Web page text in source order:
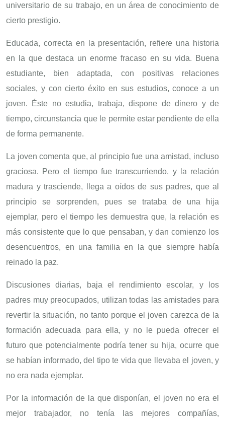
universitario de su trabajo, en un área de conocimiento de
cierto prestigio.
Educada, correcta en la presentación, refiere una historia
en la que destaca un enorme fracaso en su vida. Buena
estudiante, bien adaptada, con positivas relaciones
sociales, y con cierto éxito en sus estudios, conoce a un
joven. Éste no estudia, trabaja, dispone de dinero y de
tiempo, circunstancia que le permite estar pendiente de ella
de forma permanente.
La joven comenta que, al principio fue una amistad, incluso
graciosa. Pero el tiempo fue transcurriendo, y la relación
madura y trasciende, llega a oídos de sus padres, que al
principio se sorprenden, pues se trataba de una hija
ejemplar, pero el tiempo les demuestra que, la relación es
más consistente que lo que pensaban, y dan comienzo los
desencuentros, en una familia en la que siempre había
reinado la paz.
Discusiones diarias, baja el rendimiento escolar, y los
padres muy preocupados, utilizan todas las amistades para
revertir la situación, no tanto porque el joven carezca de la
formación adecuada para ella, y no le pueda ofrecer el
futuro que potencialmente podría tener su hija, ocurre que
se habían informado, del tipo te vida que llevaba el joven, y
no era nada ejemplar.
Por la información de la que disponían, el joven no era el
mejor trabajador, no tenía las mejores compañías,